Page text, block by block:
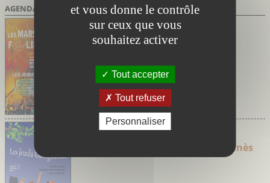
AGENDA DES SORTIES
Marsillargues Hérault
du 02/07/2026 au 27/08/2026
Marsi’Folies de Marsillargues
concerts
Saint-Aunès Hérault
Les jeudis Guinguette de Saint-Aunès
et vous donne le contrôle
sur ceux que vous
souhaitez activer
Tout accepter
Tout refuser
Personnaliser